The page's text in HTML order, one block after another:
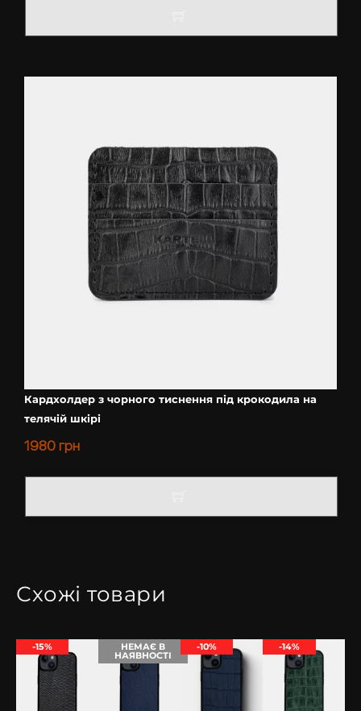
Кардхолдер з чорного тиснення під крокодила на
телячій шкірі
1980 грн
Схожі товари
-15% НЕМАЄ В
НАЯВНОСТІ
-10% -14%